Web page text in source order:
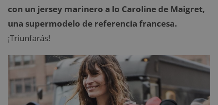
con un jersey marinero a lo Caroline de Maigret,
una supermodelo de referencia francesa.
¡Triunfarás!